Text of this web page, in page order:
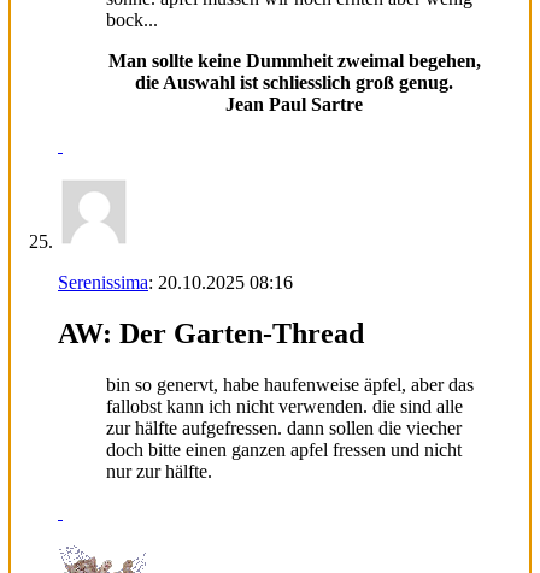
bock...
Man sollte keine Dummheit zweimal begehen,
die Auswahl ist schliesslich groß genug.
Jean Paul Sartre
Serenissima: 20.10.2025 08:16
AW: Der Garten-Thread
bin so genervt, habe haufenweise äpfel, aber das
fallobst kann ich nicht verwenden. die sind alle
zur hälfte aufgefressen. dann sollen die viecher
doch bitte einen ganzen apfel fressen und nicht
nur zur hälfte.